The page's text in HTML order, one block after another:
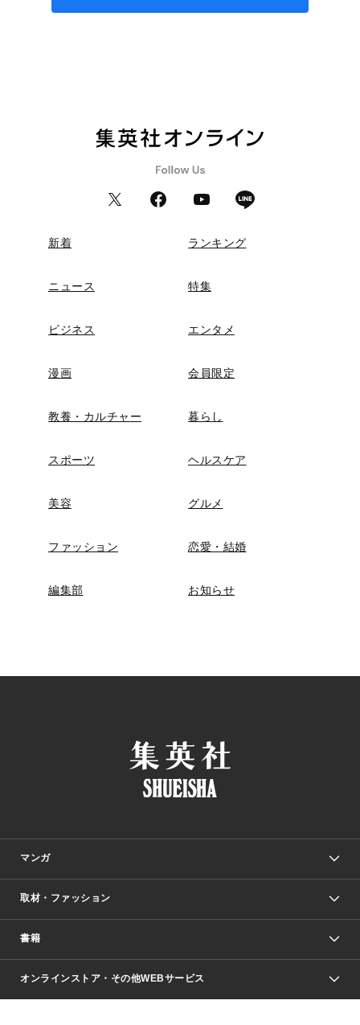
新着 ランキング
ニュース 特集
ビジネス エンタメ
漫画 会員限定
教養・カルチャー 暮らし
スポーツ ヘルスケア
美容 グルメ
ファッション 恋愛・結婚
編集部 お知らせ
マンガ
少年マンガ
Vジャンプ
週刊ヤングジャンプ
少女マンガ
取材・ファッション
Seventeen
芸能・情報・スポーツ
書籍
文芸・文庫・総合
オンラインストア・その他WEBサービス